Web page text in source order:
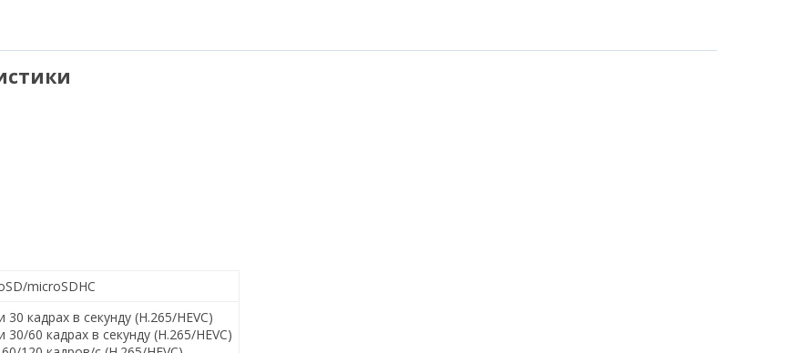
microSDHC
30 кадрах в секунду (H.265/HEVC)
30/60 кадрах в секунду (H.265/HEVC)